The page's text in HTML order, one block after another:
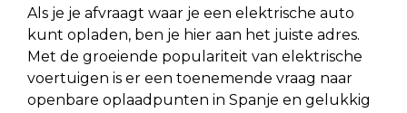
Als je je afvraagt waar je een elektrische auto
kunt opladen, ben je hier aan het juiste adres.
Met de groeiende populariteit van elektrische
voertuigen is er een toenemende vraag naar
openbare oplaadpunten in Spanje en gelukkig